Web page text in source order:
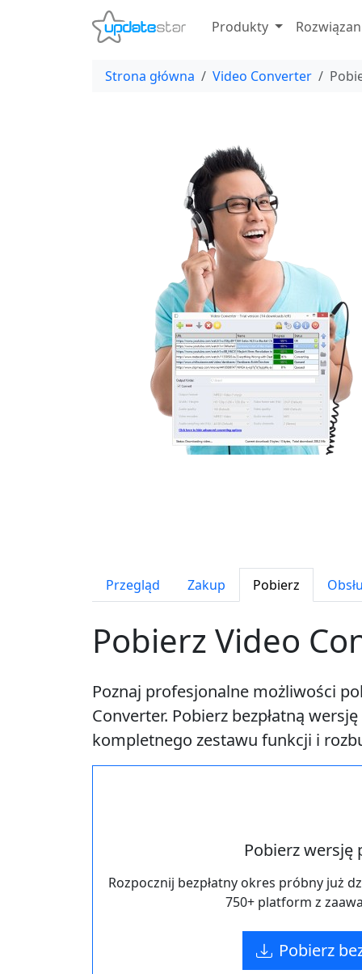
Produkty
Strona główna Video Converter
Przegląd Zakup Pobierz
Pobierz Video
Poznaj profesjonalne możliwości
Converter. Pobierz bezpłatną
kompletnego zestawu funkcji i
Pobierz wersję
Rozpocznij bezpłatny okres próbny już
750+ platform z
Pobierz